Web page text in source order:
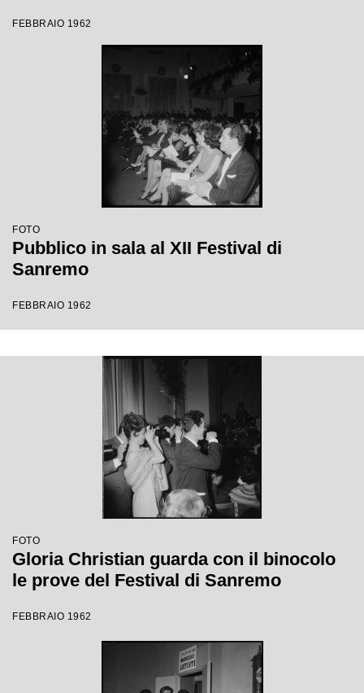
FEBBRAIO 1962
FOTO
Pubblico in sala al XII Festival di
Sanremo
FEBBRAIO 1962
FOTO
Gloria Christian guarda con il binocolo
le prove del Festival di Sanremo
FEBBRAIO 1962